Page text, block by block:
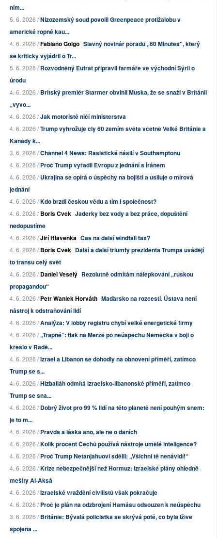
ním...
5. 6. 2026 /Nizozemský soud povolil Greenpeace protižalobu v
americké ropné kau...
4. 6. 2026 /Fabiano Golgo Slavný novinář pořadu „60 Minutes", který
se kriticky vyjádřil o Tr...
5. 6. 2026 /Rozvodněný Eufrat připravil farmáře ve východní Sýrii o
úrodu
4. 6. 2026 /Britský premiér Starmer obvinil Muska, že se snaží v Británii
„vyvo...
4. 6. 2026 /Jak motoristé ničí ministerstva
4. 6. 2026 /Trump vyhrožuje cly 60 zemím světa včetně Velké Británie a
Kanady k...
3. 6. 2026 /Channel 4 News: Rasistické násilí v Southamptonu
4. 6. 2026 /Proč Trump vyřadil Evropu z jednání s Íránem
4. 6. 2026 /Ukrajina se opírá o úspěchy na bojišti a usiluje o mírová
jednání
4. 6. 2026 /Kdo brzdí českou vědu a tím i společnost?
4. 6. 2026 /Boris Cvek Jaderky bez vody a bez práce, dopuštění
nedopustíme
4. 6. 2026 /Jiří Hlavenka Čas na další windfall tax?
4. 6. 2026 /Boris Cvek Další a další triumfy prezidenta Trumpa uvádějí
to transu celý svět
4. 6. 2026 /Daniel Veselý Rezolutně odmítám nálepkování „ruskou
propagandou“
4. 6. 2026 /Petr Waniek Horváth Maďarsko na rozcestí. Ústava není
nástroj k odstraňování lidí
4. 6. 2026 /Analýza: V lobby registru chybí velké energetické firmy
4. 6. 2026 /„Trapné“: tlak na Merze po neúspěchu Německa v boji o
křeslo v Radě...
4. 6. 2026 /Izrael a Libanon se dohodly na obnovení příměří, zatímco
Trump se s...
4. 6. 2026 /Hizballáh odmítá izraelsko-libanonské příměří, zatímco
Trump se sna...
4. 6. 2026 /Dobrý život pro 99 % lidí na této planetě není pouhým snem:
je to m...
4. 6. 2026 /Pravda a láska ano, ale ne o daních
4. 6. 2026 /Kolik procent Čechů používá nástroje umělé inteligence?
4. 6. 2026 /Proč Trump Netanjahuovi sdělil: „Všichni tě nenávidí!“
4. 6. 2026 /Krize nebezpečnější než Hormuz: Izraelské plány ohledně
mešity Al-Aksá
4. 6. 2026 /Izraelské vraždění civilistů však pokračuje
4. 6. 2026 /Proč je plán na odzbrojení Hamásu odsouzen k neúspěchu
3. 6. 2026 /Británie: Bývalá policistka se skrývá poté, co byla lživě
spojena ...